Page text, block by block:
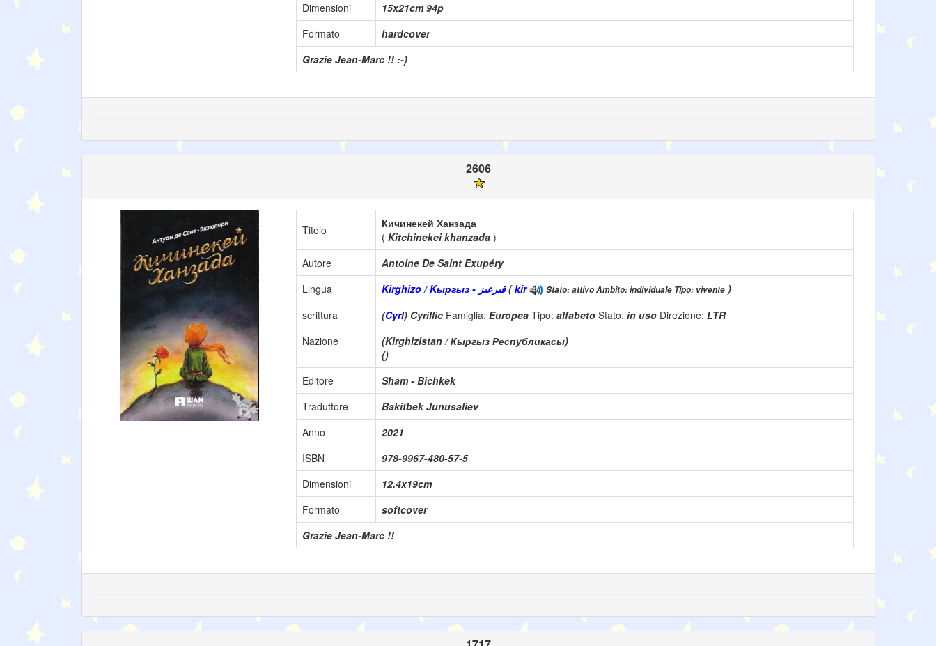
Dimensioni
15x21cm 94p
Formato
hardcover
Grazie Jean-Marc !! :-)
2606
Titolo
Кичинекей Ханзада
( Kitchinekei khanzada )
Autore
Antoine De Saint Exupéry
Lingua
Kirghizo / Kыргыз - قىرعىز(kir Stato: attivo Ambito: individuale Tipo: vivente )
scrittura
(Cyrl) Cyrillic Famiglia: Europea Tipo: alfabeto Stato: in uso Direzione: LTR
Nazione
(Kirghizistan / Кыргыз Республикасы)
()
Editore
Sham - Bichkek
Traduttore
Bakitbek Junusaliev
Anno
2021
ISBN
978-9967-480-57-5
Dimensioni
12.4x19cm
Formato
softcover
Grazie Jean-Marc !!